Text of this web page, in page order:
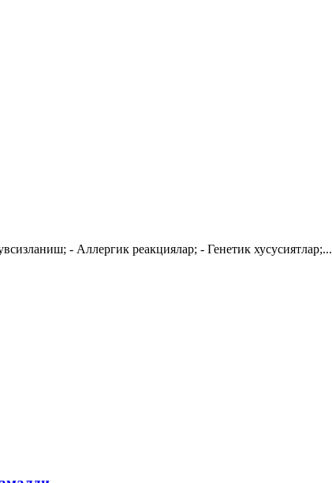
- Аллергик реакциялар; - Генетик хусусиятлар;...